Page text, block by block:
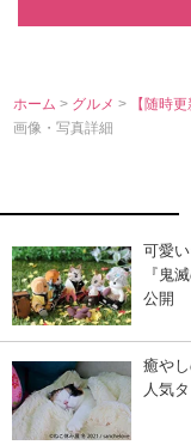
ホーム > グルメ> 【随時
画像・写真詳細
可愛
『鬼
公開
癒や
人気